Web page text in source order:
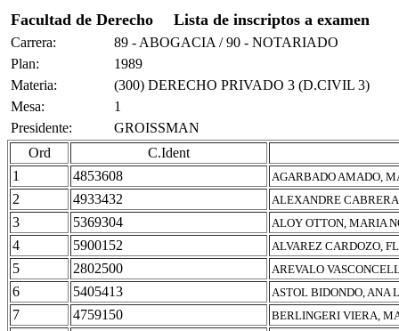
Facultad de Derecho Lista de inscriptos a examen
Carrera:
89 - ABOGACIA / 90 - NOTARIADO
Plan:
1989
Materia:
(300) DERECHO PRIVADO 3 (D.CIVIL 3)
Mesa:
1
Presidente:
GROISSMAN
Ord
C.Ident
1
4853608 AGARBADO AMADO,
2 4933432 ALEXANDRE
3 5369304 ALOY OTTON, MARIA
4 5900152 ALVAREZ CARDOZO,
5 2802500 AREVALO
6 5405413 ASTOL BIDONDO, ANA
7 4759150 BERLINGERI VIERA,